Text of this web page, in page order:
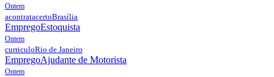
Ontem
acontratacertoBrasília
EmpregoEstoquista
Ontem
curriculoRio de Janeiro
EmpregoAjudante de Motorista
Ontem